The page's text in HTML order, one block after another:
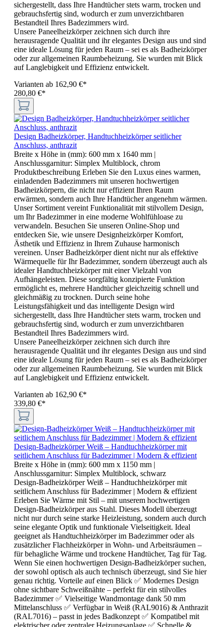
sichergestellt, dass Ihre Handtücher stets warm, trocken und
gebrauchsfertig sind, wodurch er zum unverzichtbaren
Bestandteil Ihres Badezimmers wird.
Unsere Paneelheizkörper zeichnen sich durch ihre
herausragende Qualität und ihr elegantes Design aus und sind
eine ideale Lösung für jeden Raum – sei es als Badheizkörper
oder zur allgemeinen Raumbeheizung. Sie wurden mit Blick
auf Langlebigkeit und Effizienz entwickelt.
Varianten ab 162,90 €*
280,80 €*
Design Badheizkörper, Handtuchheizkörper seitlicher
Anschluss, anthrazit
Breite x Höhe in (mm): 600 mm x 1640 mm |
Anschlussgarnitur: Simplex Multiblock, chrom
Produktbeschreibung Erleben Sie den Luxus eines warmen,
einladenden Badezimmers mit unseren hochwertigen
Badheizkörpern, die nicht nur effizient Ihren Raum
erwärmen, sondern auch Ihre Handtücher angenehm wärmen.
Unser Sortiment vereint Funktionalität mit stilvollem Design,
um Ihr Badezimmer in eine moderne Wohlfühloase zu
verwandeln. Besuchen Sie unseren Online-Shop und
entdecken Sie, wie unsere Designheizkörper Komfort,
Ästhetik und Effizienz in Ihrem Zuhause harmonisch
vereinen. Unser Badheizkörper dient nicht nur als effektive
Wärmequelle für Ihr Badezimmer, sondern überzeugt auch als
idealer Handtuchheizkörper mit einer Vielzahl von
Aufhängeleisten. Diese sorgfältig konzipierte Funktion
ermöglicht es, mehrere Handtücher gleichzeitig schnell und
gleichmäßig zu trocknen. Durch seine hohe
Leistungsfähigkeit und das intelligente Design wird
sichergestellt, dass Ihre Handtücher stets warm, trocken und
gebrauchsfertig sind, wodurch er zum unverzichtbaren
Bestandteil Ihres Badezimmers wird.
Unsere Paneelheizkörper zeichnen sich durch ihre
herausragende Qualität und ihr elegantes Design aus und sind
eine ideale Lösung für jeden Raum – sei es als Badheizkörper
oder zur allgemeinen Raumbeheizung. Sie wurden mit Blick
auf Langlebigkeit und Effizienz entwickelt.
Varianten ab 162,90 €*
339,80 €*
Design-Badheizkörper Weiß – Handtuchheizkörper mit
seitlichem Anschluss für Badezimmer | Modern & effizient
Breite x Höhe in (mm): 600 mm x 1150 mm |
Anschlussgarnitur: Simplex Multiblock, schwarz
Design-Badheizkörper Weiß – Handtuchheizkörper mit
seitlichem Anschluss für Badezimmer | Modern & effizient
Erleben Sie Wärme mit Stil – mit unserem hochwertigen
Design-Badheizkörper aus Stahl. Dieses Modell überzeugt
nicht nur durch seine starke Heizleistung, sondern auch durch
seine elegante Optik und funktionale Vielseitigkeit. Ideal
geeignet als Handtuchheizkörper im Badezimmer oder als
zusätzlicher Flachheizkörper in Wohn- und Arbeitsräumen –
für behagliche Wärme und trockene Handtücher, Tag für Tag.
Wenn Sie einen hochwertigen Design-Badheizkörper suchen,
der sowohl optisch als auch technisch überzeugt, sind Sie hier
genau richtig. Vorteile auf einen Blick ✅ Modernes Design
ohne sichtbare Schweißnähte – perfekt für ein stilvolles
Badezimmer ✅ Vielseitige Wandmontage dank 50 mm
Mittelanschluss ✅ Verfügbar in Weiß (RAL9016) & Anthrazit
(RAL7016) – passt in jedes Badkonzept ✅ Kompatibel mit
elektrischer oder zentraler Heizungsanlage ✅ Schnelle &